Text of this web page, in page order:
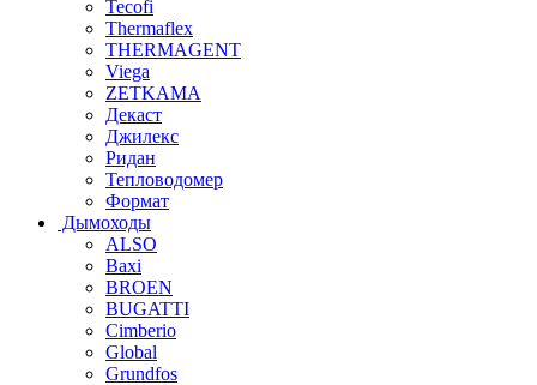
Tecofi
Thermaflex
THERMAGENT
Viega
ZETKAMA
Декаст
Джилекс
Ридан
Тепловодомер
Формат
Дымоходы
ALSO
Baxi
BROEN
BUGATTI
Cimberio
Global
Grundfos